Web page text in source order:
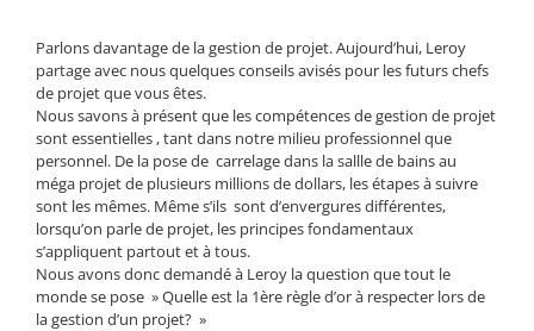
Parlons davantage de la gestion de projet. Aujourd’hui, Leroy
partage avec nous quelques conseils avisés pour les futurs chefs
de projet que vous êtes.
Nous savons à présent que les compétences de gestion de projet
sont essentielles , tant dans notre milieu professionnel que
personnel. De la pose de carrelage dans la sallle de bains au
méga projet de plusieurs millions de dollars, les étapes à suivre
sont les mêmes. Même s’ils sont d’envergures différentes,
lorsqu’on parle de projet, les principes fondamentaux
s’appliquent partout et à tous.
Nous avons donc demandé à Leroy la question que tout le
monde se pose » Quelle est la 1ère règle d’or à respecter lors de
la gestion d’un projet? »